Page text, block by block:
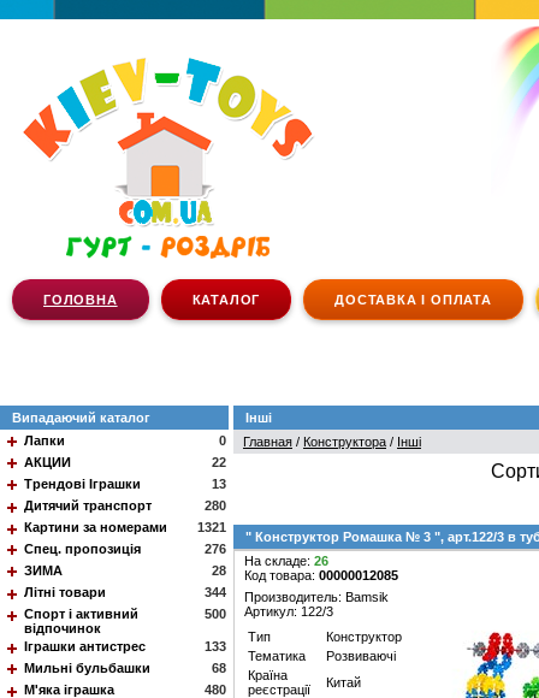
ГОЛОВНА КАТАЛОГ ДОСТАВКА І ОПЛАТА
Випадаючий каталог
0
Лапки
22
АКЦИИ
13
Трендові Іграшки
280
Дитячий транспорт
1321
Картини за номерами
276
Спец. пропозиція
28
ЗИМА
344
Літні товари
500
Спорт і активний
відпочинок
133
Іграшки антистрес
68
Мильні бульбашки
480
М'яка іграшка
Інші
Главная / Конструктора / Інші
" Конструктор Ромашка № 3 ", арт.122/3 в
На складе: 26
Код товара: 00000012085
Производитель: Bamsik
Артикул: 122/3
Тип
Конструктор
Тематика
Розвиваючі
Країна
реєстрації
Китай